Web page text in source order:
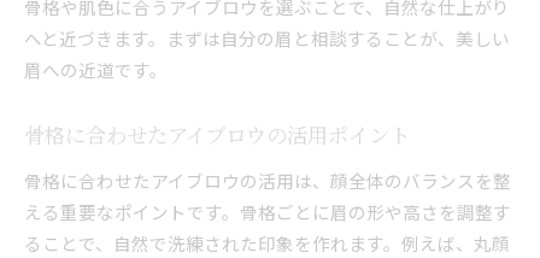
顔立ちに合うアイブロウの選び方ポイント
洗練された眉印象を作るアイブロウ術
表情が映えるアイブロウの描き方解説
ナチュラル眉に仕上げる実践ポイント
自眉感を活かすアイブロウ仕上げの工夫
ムラなく描くためのアイブロウ手順公開
骨格や肌色に合うアイブロウを選ぶことで、自然な仕上がり
へと近づきます。まずは自分の眉と相談することが、美しい
眉への近道です。
骨格に合わせたアイブロウの活用ポイント
骨格に合わせたアイブロウの活用は、顔全体のバランスを整
える重要なポイントです。骨格ごとに眉の形や高さを調整す
ることで、自然で洗練された印象を作れます。例えば、丸顔